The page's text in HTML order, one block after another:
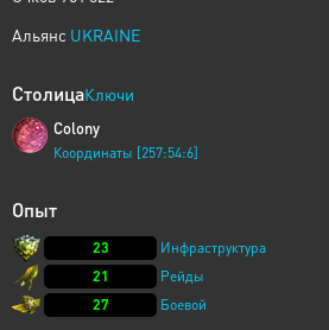
Альянс UKRAINE
СтолицаКлючи
Colony
Координаты [257:54:6]
Опыт
23
Инфраструктура
21
Рейды
27
Боевой